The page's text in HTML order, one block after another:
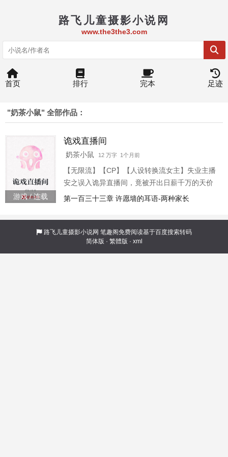
路飞儿童摄影小说网
www.the3the3.com
首页 排行 完本 足迹
"奶茶小鼠" 全部作品：
游戏 / 连载
诡戏直播间
奶茶小鼠 12 万字 1个月前
【无限流】【CP】【人设转换流女主】失业主播
安之误入诡异直播间，竟被开出日薪千万的天价
亡命活！ 规则变态到离谱：扮演各种人设，崩一
看她飙戏！ 她演白莲花，鬼怪被骗得团团转！她
演大魔王，厉鬼当场跪舔喊大佬！ 惊悚值狂飙破
纪录，打赏刷爆服务器，安之赚得盆满钵满！直
到她发现，这直播间要的根本不是流量，而是活
第一百三十三章 许愿墙的耳语-两种家长
路飞儿童摄影小说网 笔趣阁免费阅读基于百度搜索转码
简体版 · 繁體版 · xml